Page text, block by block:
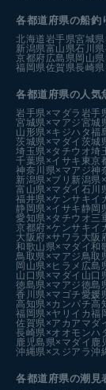
各都道府県の船釣
北海道 岩手県宮城県
新潟県富山県石川県
京都府広島県岡山県
福岡県佐賀県長崎県
各都道府県の人気
岩手県×マダラ 岩手
宮城県×マアジ宮城
山形県×キジハタ福
茨城県×マダイ 茨城
埼玉県×タチウオ埼
千葉県×イサキ 東京
神奈川県×マアジ神
新潟県×ブリ 新潟県
富山県×マダイ 石川
福井県×ケンサキイ
静岡県×イサキ静岡
愛知県×タチウオ三
京都府×ケンサキイ
大阪府×サワラ 大阪
和歌山県×マダイ和
鳥取県×マアジ 鳥取
岡山県×ヒラメ 広島
山口県×マダイ 山口
徳島県×マアジ徳島
香川県×マゴチ愛媛
高知県×カンパチ高
福岡県×ヤリイカ福
佐賀県×アカアマダ
長崎県×オオモンハ
鹿児島県×マダイ 鹿
沖縄県×スジアラ沖
各都道府県の潮見